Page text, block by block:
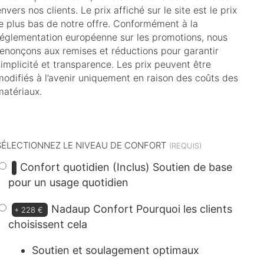
nos clients. Le prix affiché sur le site est le prix
plus bas de notre offre. Conformément à la
européenne sur les promotions, nous
aux remises et réductions pour garantir
et transparence. Les prix peuvent être
à l’avenir uniquement en raison des coûts des
LE NIVEAU DE CONFORT
Confort quotidien (Inclus) Soutien de base
pour un usage quotidien
+ 228 € Nadaup Confort Pourquoi les clients
choisissent cela
Soutien et soulagement optimaux